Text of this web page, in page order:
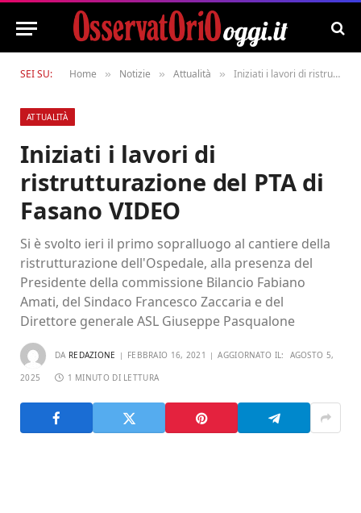
SEI SU: Home » Notizie » Attualità » Iniziati i lavori di ristrutturazione del PTA di Fasano VIDEO
ATTUALITÀ
Iniziati i lavori di
ristrutturazione del PTA di
Fasano VIDEO
Si è svolto ieri il primo sopralluogo al cantiere della
ristrutturazione dell'Ospedale, alla presenza del
Presidente della commissione Bilancio Fabiano
Amati, del Sindaco Francesco Zaccaria e del
Direttore generale ASL Giuseppe Pasqualone
DA REDAZIONE FEBBRAIO 16, 2021 AGGIORNATO IL: AGOSTO 5,
2025 1 MINUTO DI LETTURA